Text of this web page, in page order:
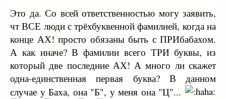
Это да. Со всей ответственностью могу заявить,
чт ВСЕ люди с трёхбуквенной фамилией, когда на
конце АХ! просто обязаны быть с ПРИбабахом.
А как иначе? В фамилии всего ТРИ буквы, из
который две последние АХ! А много ли скажет
одна-единственная первая буква? В данном
случае у Баха, она "Б", у меня она "Ц"...